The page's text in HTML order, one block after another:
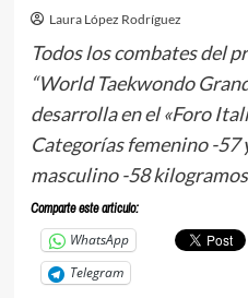
Laura López Rodríguez
Todos los combates del
“World Taekwondo
desarrolla en el «Foro
Categorías femenino -57
masculino -58
Comparte este articulo:
WhatsApp
Telegram